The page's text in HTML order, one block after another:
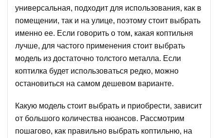
универсальная, подходит для использования, как в
помещении, так и на улице, поэтому стоит выбрать
именно ее. Если говорить о том, какая коптильня
лучше, для частого применения стоит выбрать
модель из достаточно толстого металла. Если
коптилка будет использоваться редко, можно
остановиться на самом дешевом варианте.
Какую модель стоит выбрать и приобрести, зависит
от большого количества нюансов. Рассмотрим
пошагово, как правильно выбрать коптильню, на